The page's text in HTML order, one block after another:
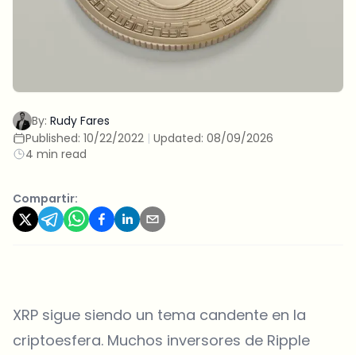
By: Rudy Fares
Published: 10/22/2022 | Updated: 08/09/2026
4 min read
Compartir:
XRP sigue siendo un tema candente en la
criptoesfera. Muchos inversores de Ripple